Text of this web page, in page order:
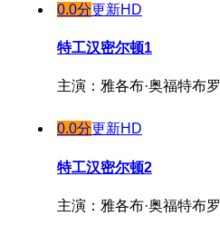
0.0分更新HD
特工汉密尔顿1
主演：雅各布·奥福特布罗
0.0分更新HD
特工汉密尔顿2
主演：雅各布·奥福特布罗